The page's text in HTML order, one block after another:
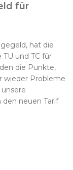
für
hat die
und TC für
die Punkte,
wieder Probleme
neuen Tarif